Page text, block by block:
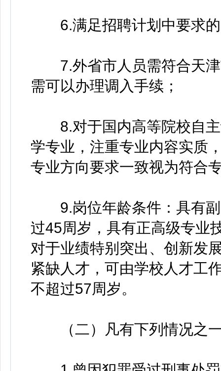
6.满足招聘计划中要求的
7.外省市人员需符合天津
需可以办理调入手续；
8.对于国内高等院校自主
学专业，注重专业内容实质
专业方向要求一致视为符合
9.岗位年龄条件：具有副
过45周岁，具有正高级专业
对于业绩特别突出、创新发
紧缺人才，可由学校人才工
不超过57周岁。
（二）凡有下列情况之一